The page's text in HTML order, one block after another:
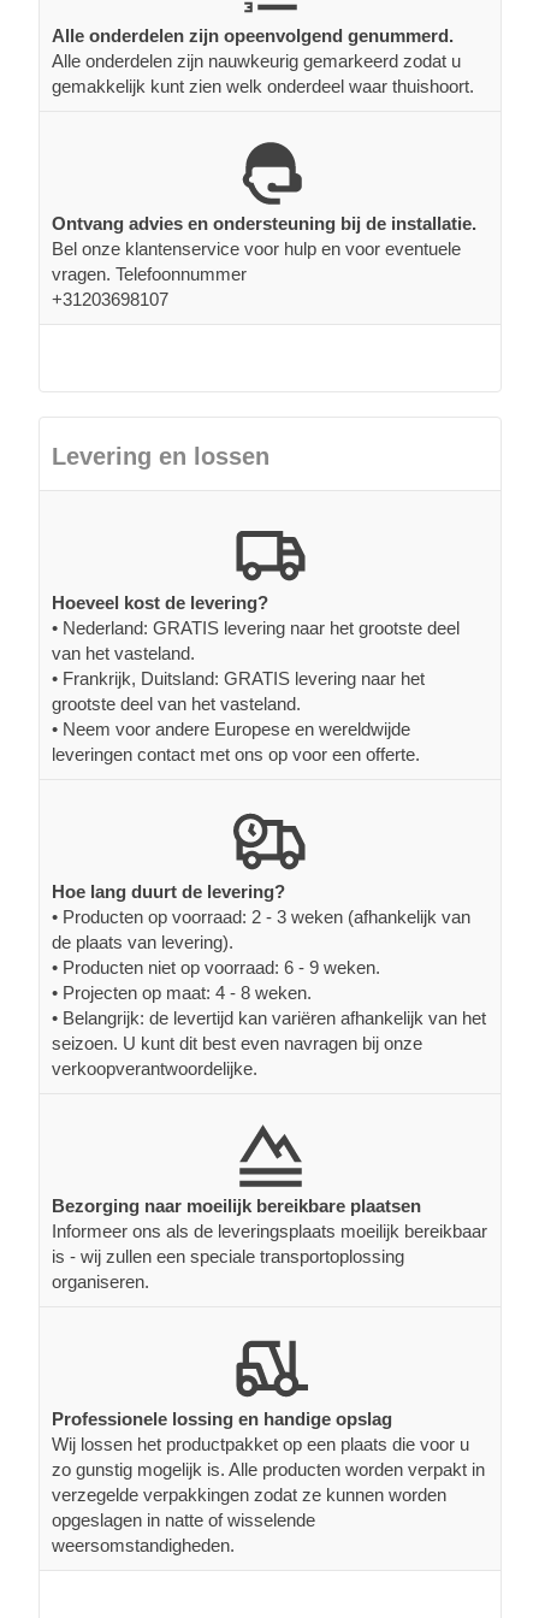
Alle onderdelen zijn opeenvolgend genummerd.
Alle onderdelen zijn nauwkeurig gemarkeerd zodat u
gemakkelijk kunt zien welk onderdeel waar thuishoort.
Ontvang advies en ondersteuning bij de installatie.
Bel onze klantenservice voor hulp en voor eventuele
vragen. Telefoonnummer
+31203698107
Levering en lossen
Hoeveel kost de levering?
• Nederland: GRATIS levering naar het grootste deel
van het vasteland.
• Frankrijk, Duitsland: GRATIS levering naar het
grootste deel van het vasteland.
• Neem voor andere Europese en wereldwijde
leveringen contact met ons op voor een offerte.
Hoe lang duurt de levering?
• Producten op voorraad: 2 - 3 weken (afhankelijk van
de plaats van levering).
• Producten niet op voorraad: 6 - 9 weken.
• Projecten op maat: 4 - 8 weken.
• Belangrijk: de levertijd kan variëren afhankelijk van het
seizoen. U kunt dit best even navragen bij onze
verkoopverantwoordelijke.
Bezorging naar moeilijk bereikbare plaatsen
Informeer ons als de leveringsplaats moeilijk bereikbaar
is - wij zullen een speciale transportoplossing
organiseren.
Professionele lossing en handige opslag
Wij lossen het productpakket op een plaats die voor u
zo gunstig mogelijk is. Alle producten worden verpakt in
verzegelde verpakkingen zodat ze kunnen worden
opgeslagen in natte of wisselende
weersomstandigheden.